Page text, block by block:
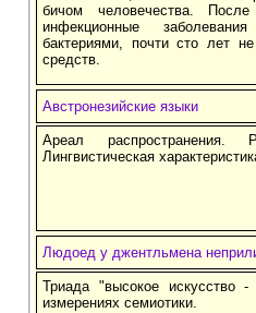
бичом человечества.
инфекционные
бактериями, почти сто лет
средств.
Австронезийские языки
Ареал
Лингвистическая
Людоед у джентльмена
Триада "высокое искусство
измерениях cемиотики.